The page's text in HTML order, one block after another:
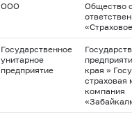
ООО
Общество
Государственное
унитарное
предприятие
края »
страховая
компания